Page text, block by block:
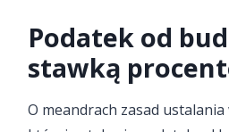
Podatek od
stawką
O meandrach zasad